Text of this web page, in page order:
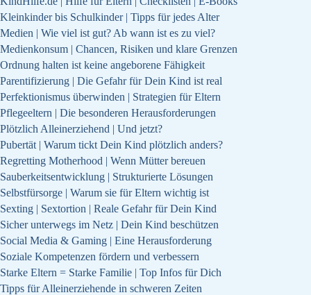
Kleinkinder bis Schulkinder | Tipps für jedes Alter
Medien | Wie viel ist gut? Ab wann ist es zu viel?
Medienkonsum | Chancen, Risiken und klare Grenzen
Ordnung halten ist keine angeborene Fähigkeit
Parentifizierung | Die Gefahr für Dein Kind ist real
Perfektionismus überwinden | Strategien für Eltern
Pflegeeltern | Die besonderen Herausforderungen
Plötzlich Alleinerziehend | Und jetzt?
Pubertät | Warum tickt Dein Kind plötzlich anders?
Regretting Motherhood | Wenn Mütter bereuen
Sauberkeitsentwicklung | Strukturierte Lösungen
Selbstfürsorge | Warum sie für Eltern wichtig ist
Sexting | Sextortion | Reale Gefahr für Dein Kind
Sicher unterwegs im Netz | Dein Kind beschützen
Social Media & Gaming | Eine Herausforderung
Soziale Kompetenzen fördern und verbessern
Starke Eltern = Starke Familie | Top Infos für Dich
Tipps für Alleinerziehende in schweren Zeiten